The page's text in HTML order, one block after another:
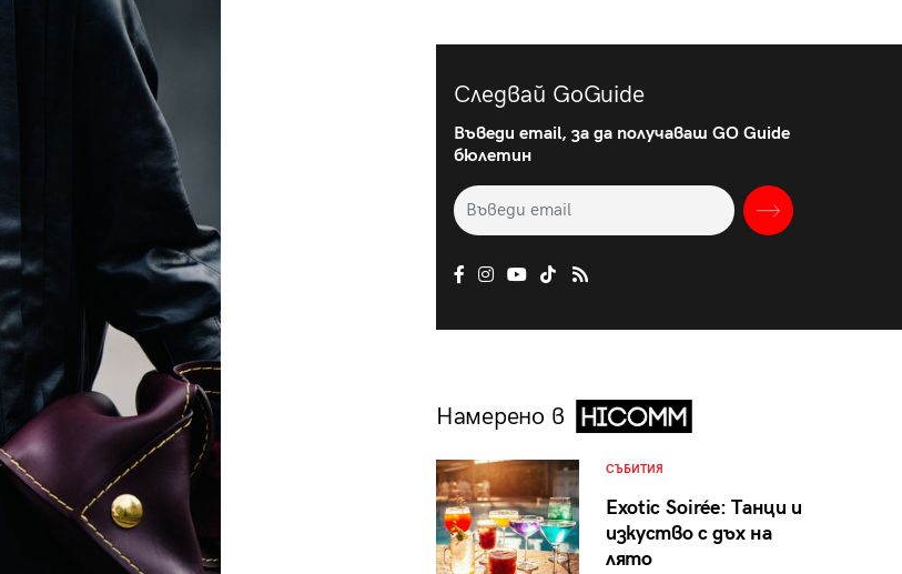
Следвай GoGuide
Въведи email, за да получаваш GO Guide
бюлетин
Намерено в
СЪБИТИЯ
Exotic Soirée: Танци и
изкуство с дъх на
лято